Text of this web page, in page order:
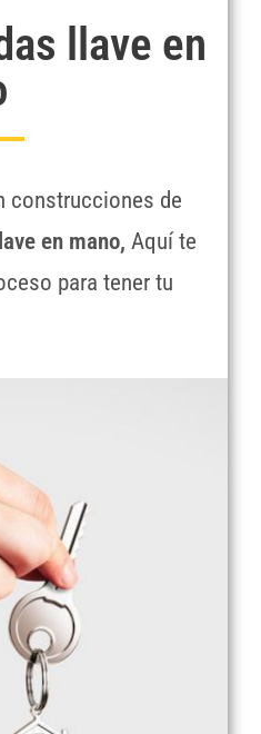
llave en
construcciones de
en mano, Aquí te
para tener tu